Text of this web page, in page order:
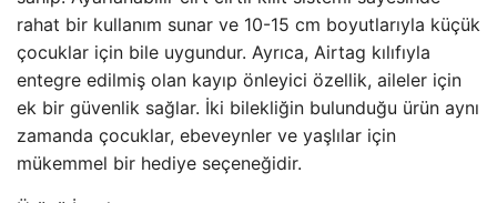
rahat bir kullanım sunar ve 10-15 cm boyutlarıyla küçük
çocuklar için bile uygundur. Ayrıca, Airtag kılıfıyla
entegre edilmiş olan kayıp önleyici özellik, aileler için
ek bir güvenlik sağlar. İki bilekliğin bulunduğu ürün aynı
zamanda çocuklar, ebeveynler ve yaşlılar için
mükemmel bir hediye seçeneğidir.